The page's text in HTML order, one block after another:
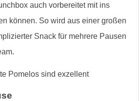
auch vorbereitet mit ins
können. So wird aus einer großen
Snack für mehrere Pausen